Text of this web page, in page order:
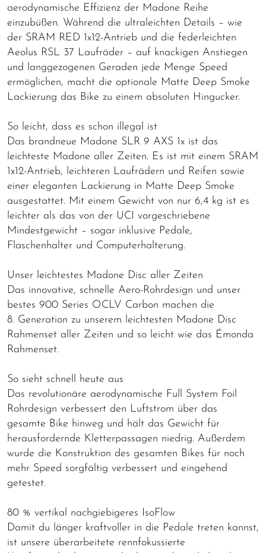
aerodynamische Effizienz der Madone Reihe
einzubüßen. Während die ultraleichten Details – wie
der SRAM RED 1x12-Antrieb und die federleichten
Aeolus RSL 37 Laufräder – auf knackigen Anstiegen
und langgezogenen Geraden jede Menge Speed
ermöglichen, macht die optionale Matte Deep Smoke
Lackierung das Bike zu einem absoluten Hingucker.
So leicht, dass es schon illegal ist
Das brandneue Madone SLR 9 AXS 1x ist das
leichteste Madone aller Zeiten. Es ist mit einem SRAM
1x12-Antrieb, leichteren Laufrädern und Reifen sowie
einer eleganten Lackierung in Matte Deep Smoke
ausgestattet. Mit einem Gewicht von nur 6,4 kg ist es
leichter als das von der UCI vorgeschriebene
Mindestgewicht – sogar inklusive Pedale,
Flaschenhalter und Computerhalterung.
Unser leichtestes Madone Disc aller Zeiten
Das innovative, schnelle Aero-Rohrdesign und unser
bestes 900 Series OCLV Carbon machen die
8. Generation zu unserem leichtesten Madone Disc
Rahmenset aller Zeiten und so leicht wie das Émonda
Rahmenset.
So sieht schnell heute aus
Das revolutionäre aerodynamische Full System Foil
Rohrdesign verbessert den Luftstrom über das
gesamte Bike hinweg und hält das Gewicht für
herausfordernde Kletterpassagen niedrig. Außerdem
wurde die Konstruktion des gesamten Bikes für noch
mehr Speed sorgfältig verbessert und eingehend
getestet.
80 % vertikal nachgiebigeres IsoFlow
Damit du länger kraftvoller in die Pedale treten kannst,
ist unsere überarbeitete rennfokussierte